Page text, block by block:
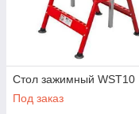
Стол зажимный WST10
Под заказ